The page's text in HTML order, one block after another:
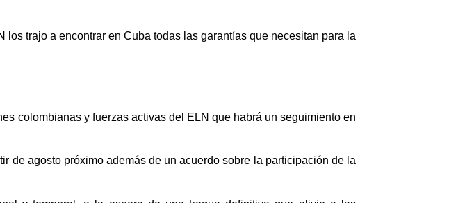
trajo a encontrar en Cuba todas las garantías que necesitan para la
colombianas y fuerzas activas del ELN que habrá un seguimiento en
de agosto próximo además de un acuerdo sobre la participación de la